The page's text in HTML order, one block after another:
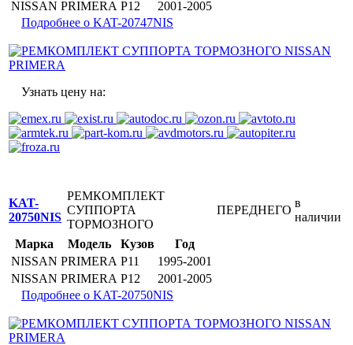
NISSAN PRIMERA P12
2001-2005
Подробнее о KAT-20747NIS
Узнать цену на:
KAT-
20750NIS
РЕМКОМПЛЕКТ
СУППОРТА
ТОРМОЗНОГО
ПЕРЕДНЕГО
в
наличии
Марка
Модель Кузов
Год
NISSAN PRIMERA P11
1995-2001
NISSAN PRIMERA P12
2001-2005
Подробнее о KAT-20750NIS